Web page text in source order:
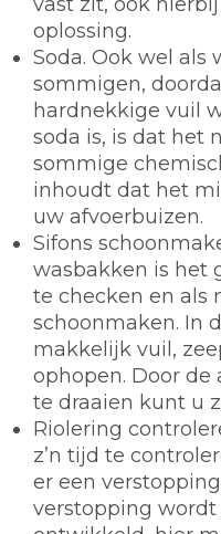
oplossing.
Soda. Ook wel als
sommigen,
hardnekkige vuil
soda is, is dat het
sommige
inhoudt dat het
uw afvoerbuizen.
Sifons
wasbakken is het
te checken en als
schoonmaken. In
makkelijk vuil,
ophopen. Door de
te draaien kunt u
Riolering
z’n tijd te
er een
verstopping